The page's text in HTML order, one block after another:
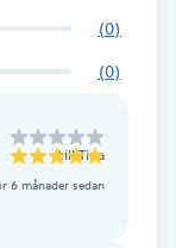
(0)
(0)
till Tina
6 månader sedan